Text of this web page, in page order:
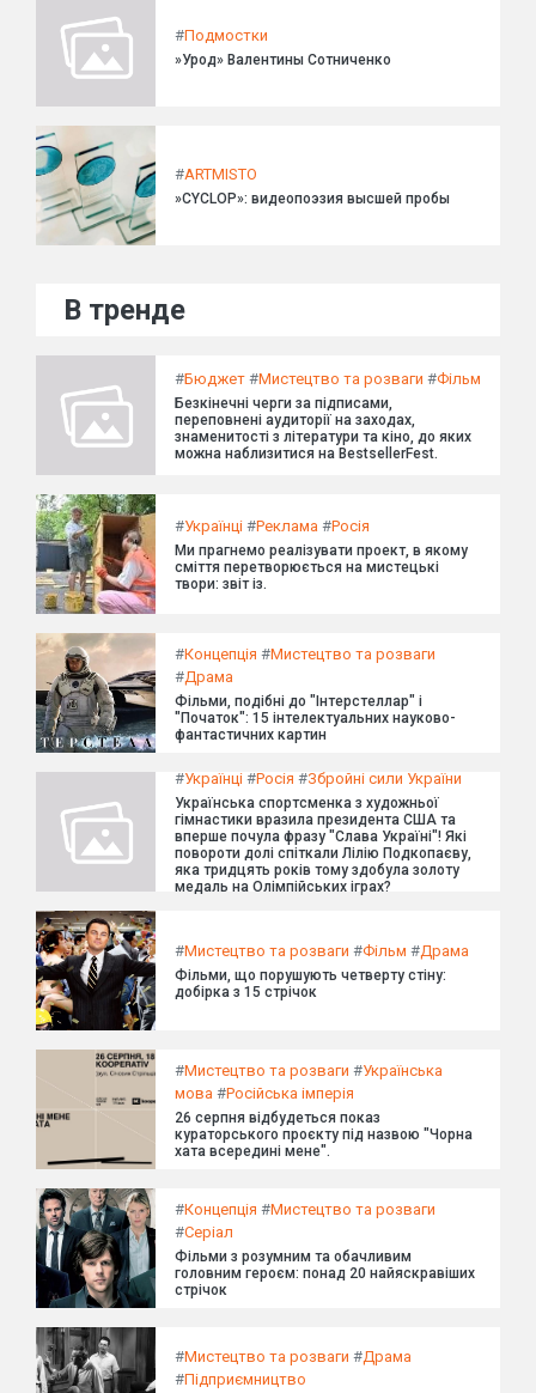
#Подмостки
»Урод» Валентины Сотниченко
#ARTMISTO
»CYCLOP»: видеопоэзия высшей пробы
В тренде
#Бюджет #Мистецтво та розваги #Фільм
Безкінечні черги за підписами,
переповнені аудиторії на заходах,
знаменитості з літератури та кіно, до яких
можна наблизитися на BestsellerFest.
#Українці #Реклама #Росія
Ми прагнемо реалізувати проект, в якому
сміття перетворюється на мистецькі
твори: звіт із.
#Концепція #Мистецтво та розваги
#Драма
Фільми, подібні до "Інтерстеллар" і
"Початок": 15 інтелектуальних науково-
фантастичних картин
#Українці #Росія #Збройні сили України
Українська спортсменка з художньої
гімнастики вразила президента США та
вперше почула фразу "Слава Україні"! Які
повороти долі спіткали Лілію Подкопаєву,
яка тридцять років тому здобула золоту
медаль на Олімпійських іграх?
#Мистецтво та розваги #Фільм #Драма
Фільми, що порушують четверту стіну:
добірка з 15 стрічок
#Мистецтво та розваги #Українська
мова #Російська імперія
26 серпня відбудеться показ
кураторського проєкту під назвою "Чорна
хата всередині мене".
#Концепція #Мистецтво та розваги
#Серіал
Фільми з розумним та обачливим
головним героєм: понад 20 найяскравіших
стрічок
#Мистецтво та розваги #Драма
#Підприємництво